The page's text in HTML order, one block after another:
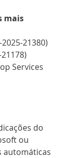
mais
21380)
Services
do
ou
automáticas